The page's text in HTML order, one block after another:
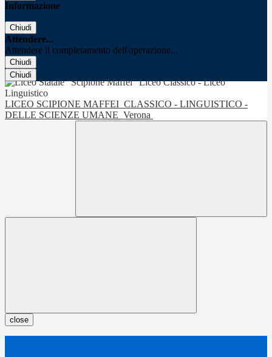
Informazione
Chiudi
Attendere...
Attendere il completamento dell'operazione...
Chiudi
Chiudi
LICEO SCIPIONE MAFFEI CLASSICO - LINGUISTICO -
DELLE SCIENZE UMANE Verona
close